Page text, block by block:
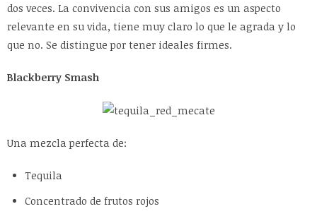
dos veces. La convivencia con sus amigos es un aspecto
relevante en su vida, tiene muy claro lo que le agrada y lo
que no. Se distingue por tener ideales firmes.
Blackberry Smash
Una mezcla perfecta de:
Tequila
Concentrado de frutos rojos